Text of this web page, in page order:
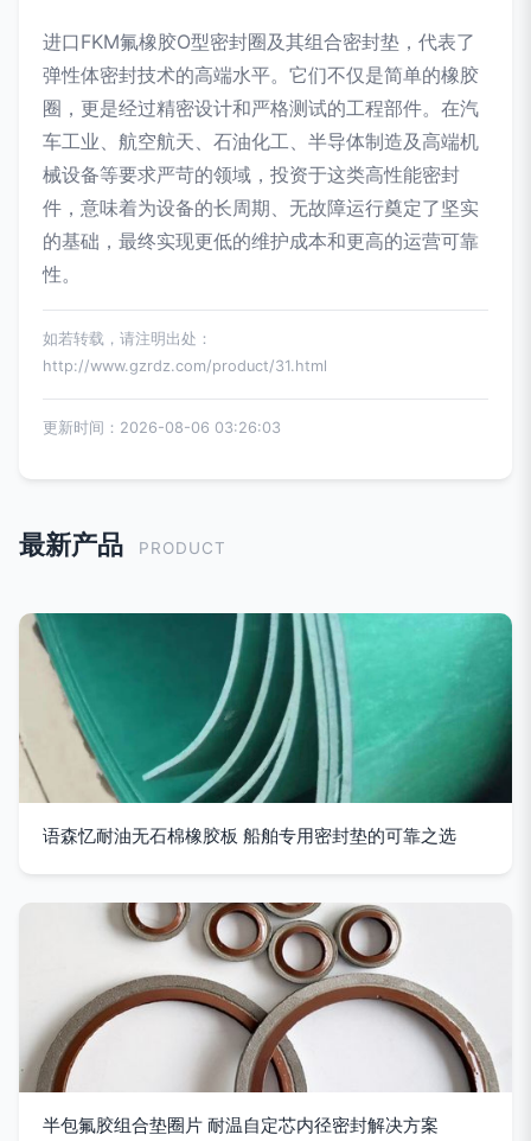
进口FKM氟橡胶O型密封圈及其组合密封垫，代表了
弹性体密封技术的高端水平。它们不仅是简单的橡胶
圈，更是经过精密设计和严格测试的工程部件。在汽
车工业、航空航天、石油化工、半导体制造及高端机
械设备等要求严苛的领域，投资于这类高性能密封
件，意味着为设备的长周期、无故障运行奠定了坚实
的基础，最终实现更低的维护成本和更高的运营可靠
性。
如若转载，请注明出处：
http://www.gzrdz.com/product/31.html
更新时间：2026-08-06 03:26:03
最新产品 PRODUCT
语森忆耐油无石棉橡胶板 船舶专用密封垫的可靠之选
半包氟胶组合垫圈片 耐温自定芯内径密封解决方案